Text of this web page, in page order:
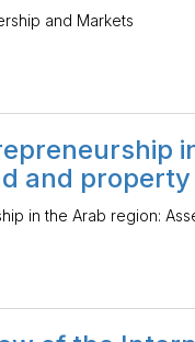
and Markets
and
in the Arab region: